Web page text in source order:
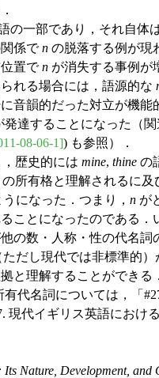
の一部であり，それ自体
係でn の脱落する例が現
置でn が消失する事例が
れる場合には，語源的な
音韻的だった対立が機
発達することになった（
08-06-1]) も参照）．
歴史的には mine, thine の
所有格と理解されるに
になった．つまり， n が
ことになったのである
の数・人称・性の代名
ただし現代では非標準的
と理解することができる
有代名詞については，「
現代イギリス英語におけ
Its Nature, Development, and